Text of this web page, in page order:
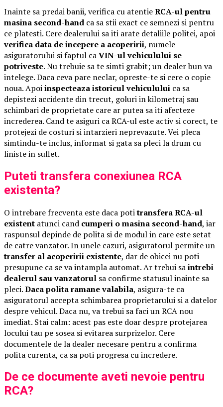
Inainte sa predai banii, verifica cu atentieRCA-ul pentru
masina second-hand ca sa stii exact ce semnezi si pentru
ce platesti. Cere dealerului sa iti arate detaliile politei, apoi
verifica data de incepere a acoperirii, numele
asiguratorului si faptul caVIN-ul vehiculului se
potriveste. Nu trebuie sa te simti grabit; un dealer bun va
intelege. Daca ceva pare neclar, opreste-te si cere o copie
noua. Apoiinspecteaza istoricul vehiculului ca sa
depistezi accidente din trecut, goluri in kilometraj sau
schimbari de proprietate care ar putea sa iti afecteze
increderea. Cand te asiguri ca RCA-ul este activ si corect, te
protejezi de costuri si intarzieri neprevazute. Vei pleca
simtindu-te inclus, informat si gata sa pleci la drum cu
liniste in suflet.
Puteti transfera conexiunea RCA
existenta?
O intrebare frecventa este daca potitransfera RCA-ul
existent atunci cand cumperi o masina second-hand, iar
raspunsul depinde de polita si de modul in care este setat
de catre vanzator. In unele cazuri, asiguratorul permite un
transfer al acoperirii existente, dar de obicei nu poti
presupune ca se va intampla automat. Ar trebui saintrebi
dealerul sau vanzatorul sa confirme statusul inainte sa
pleci.Daca polita ramane valabila, asigura-te ca
asiguratorul accepta schimbarea proprietarului si a datelor
despre vehicul. Daca nu, va trebui sa faci un RCA nou
imediat. Stai calm: acest pas este doar despre protejarea
locului tau pe sosea si evitarea surprizelor. Cere
documentele de la dealer necesare pentru a confirma
polita curenta, ca sa poti progresa cu incredere.
De ce documente aveti nevoie pentru
RCA?